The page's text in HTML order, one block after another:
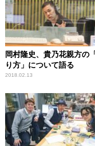
岡村隆史、貴乃花親方の
り方」について語る
2018.02.13